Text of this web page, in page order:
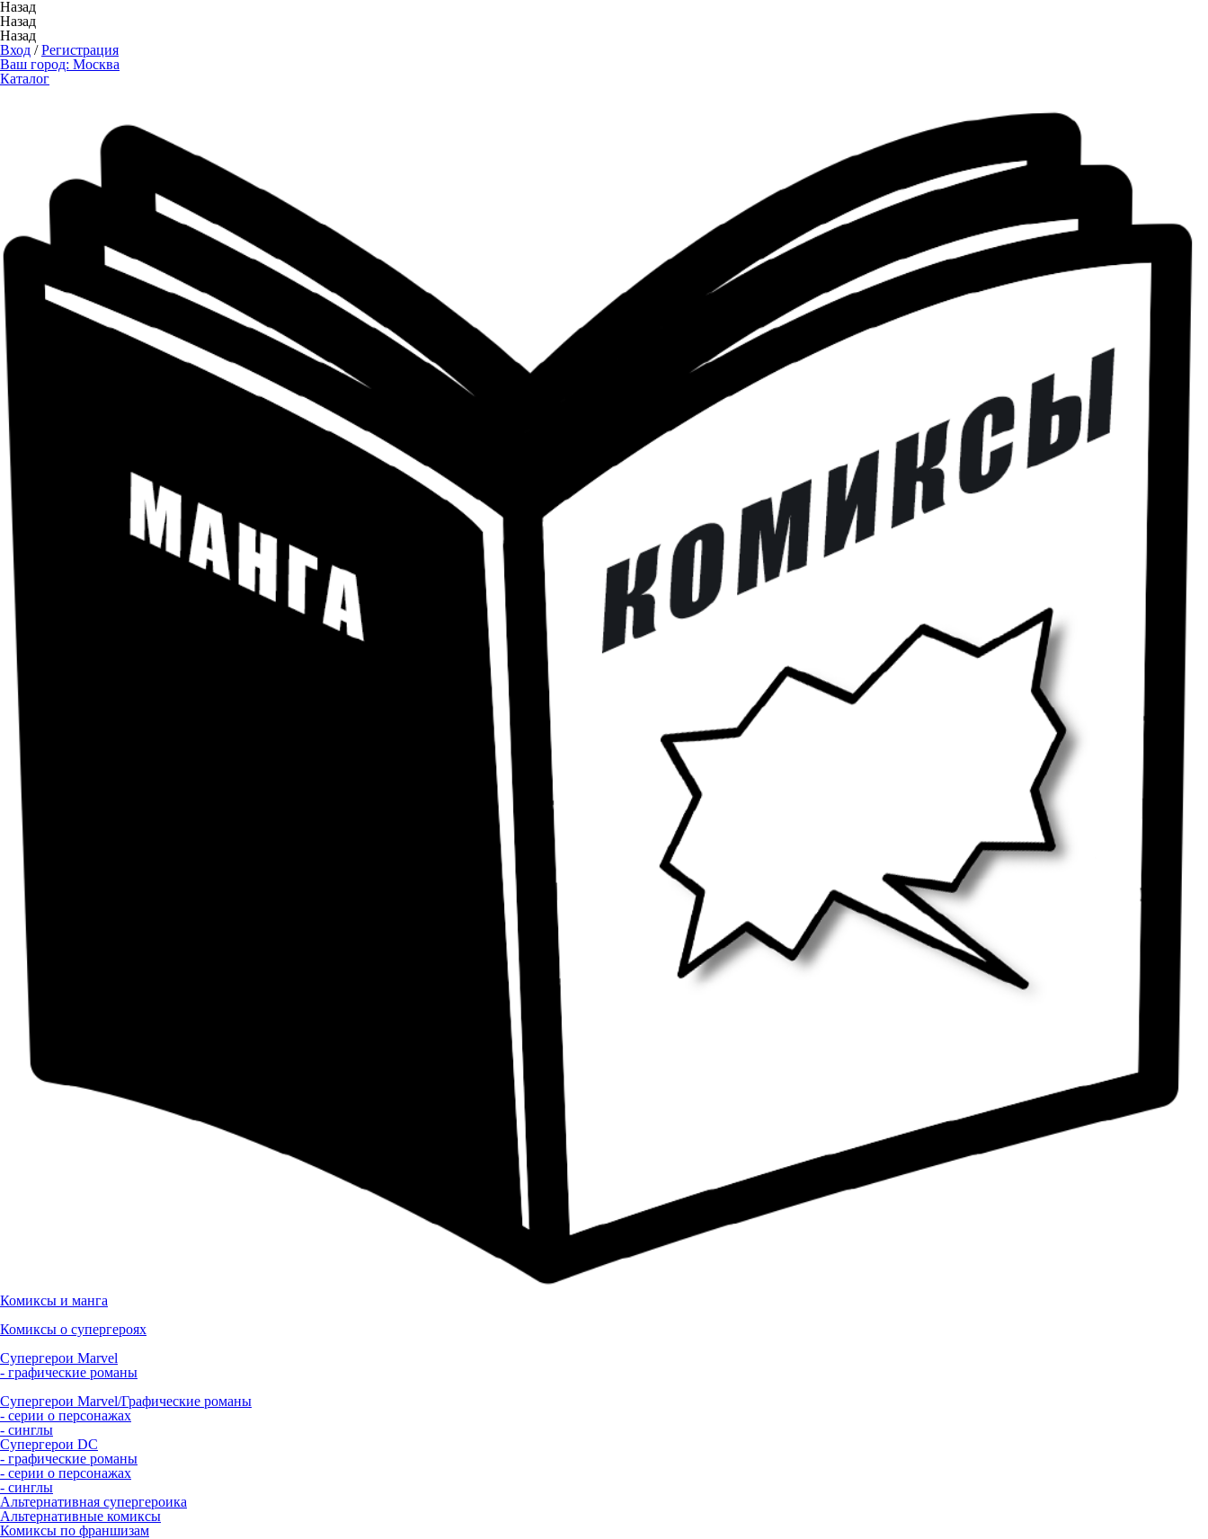
Назад
Назад
Назад
Вход /Регистрация
Ваш город: Москва
Каталог
Комиксы и манга
Комиксы о супергероях
Супергерои Marvel
- графические романы
Супергерои Marvel/Графические романы
- серии о персонажах
- синглы
Супергерои DC
- графические романы
- серии о персонажах
- синглы
Альтернативная супергероика
Альтернативные комиксы
Комиксы по франшизам